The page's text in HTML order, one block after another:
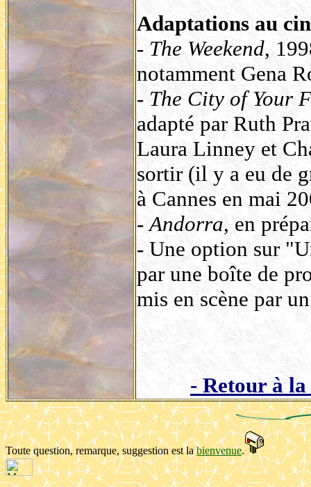
Adaptations au
- The Weekend,
notamment Gena
-The City of Your
adapté par Ruth
Laura Linney et
sortir (il y a eu de
à Cannes en mai
-Andorra, en
- Une option sur
par une boîte de
mis en scène par
- Retour à
Toute question, remarque, suggestion est labienvenue.